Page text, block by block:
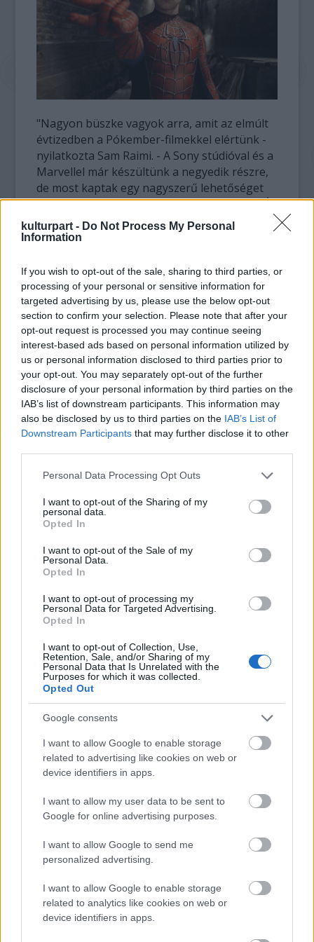
kulturpart - Do Not Process My Personal
Information
If you wish to opt-out of the sale, sharing to third parties, or
processing of your personal or sensitive information for
targeted advertising by us, please use the below opt-out
section to confirm your selection. Please note that after your
opt-out request is processed you may continue seeing
interest-based ads based on personal information utilized by
us or personal information disclosed to third parties prior to
your opt-out. You may separately opt-out of the further
disclosure of your personal information by third parties on the
IAB’s list of downstream participants. This information may
also be disclosed by us to third parties on the IAB’s List of
Downstream Participants that may further disclose it to other
Please note that this website/app uses one or more Google
not limited to your visit or usage behaviour. You may click to
grant or deny consent to Google and its third-party tags to
use your data for below specified purposes in below Google
consent section.
Personal Data Processing Opt Outs
I want to opt-out of the Sharing of my
personal data.
Opted In
I want to opt-out of the Sale of my
Personal Data.
Opted In
I want to opt-out of processing my
Personal Data for Targeted Advertising.
Opted In
I want to opt-out of Collection, Use,
Retention, Sale, and/or Sharing of my
Personal Data that Is Unrelated with the
Purposes for which it was collected.
Opted Out
Google consents
I want to allow Google to enable storage
related to advertising like cookies on web or
device identifiers in apps.
I want to allow my user data to be sent to
Google for online advertising purposes.
I want to allow Google to send me
personalized advertising.
I want to allow Google to enable storage
related to analytics like cookies on web or
device identifiers in apps.
"Nagyon büszke vagyok arra, amit az elmúlt
évtizedben a Pókember-filmekkel elértünk -
nyilatkozta Sam Raimi. - A Sony stúdióval és a
Marvellel már készültünk a negyedik részre,
de most kaptak egy nagyszerű lehetőséget
arra, hogy új irányba vigyék el a sorozatot. Én
izgatottan várom a folytatást."
milliárd dollár (461 milliárd forint) bevételt
hozott.
Film Hollywoodi filmipar
SZEMBE MERSZ NÉZNI AZZAL, AKIVÉ
VÁLHATTÁL VOLNA?
TERMÉSZETFELETTI ERŐK ÉS ELFELEDETT
TITKOK: ITT A SHELBY OAKS – A GONOSZ
NYOMÁBAN MAGYAR ELŐZETESE